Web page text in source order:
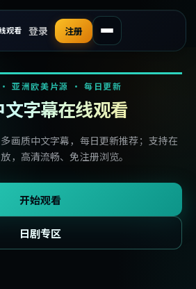
观看 登录 注册
亚洲欧美片源 · 每日更新
文字幕在线观看
画质中文字幕，每日更新推荐；支持在
，高清流畅、免注册浏览。
开始观看
日剧专区